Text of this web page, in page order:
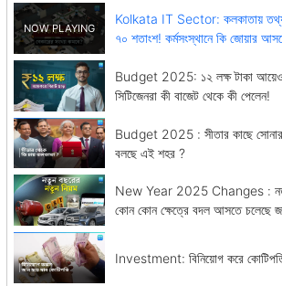
Kolkata IT Sector: কলকাতায় তথ্য
৭০ শতাংশ! কর্মসংস্থানে কি জোয়ার
Budget 2025: ১২ লক্ষ টাকা আয়েও
সিটিজেনরা কী বাজেট থেকে কী পেলেন!
Budget 2025 : সীতার কাছে
বলছে এই শহর ?
New Year 2025 Changes :
কোন কোন ক্ষেত্রে বদল আসতে চলেছে
Investment: বিনিয়োগ করে